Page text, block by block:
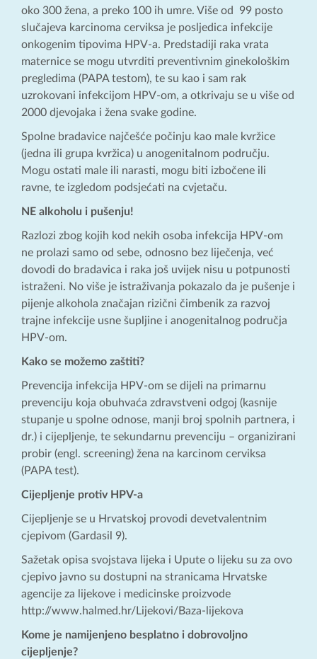
oko 300 žena, a preko 100 ih umre. Više od 99 posto
slučajeva karcinoma cerviksa je posljedica infekcije
onkogenim tipovima HPV-a. Predstadiji raka vrata
maternice se mogu utvrditi preventivnim ginekološkim
pregledima (PAPA testom), te su kao i sam rak
uzrokovani infekcijom HPV-om, a otkrivaju se u više od
2000 djevojaka i žena svake godine.
Spolne bradavice najčešće počinju kao male kvržice
(jedna ili grupa kvržica) u anogenitalnom području.
Mogu ostati male ili narasti, mogu biti izbočene ili
ravne, te izgledom podsjećati na cvjetaču.
NE alkoholu i pušenju!
Razlozi zbog kojih kod nekih osoba infekcija HPV-om
ne prolazi samo od sebe, odnosno bez liječenja, već
dovodi do bradavica i raka još uvijek nisu u potpunosti
istraženi. No više je istraživanja pokazalo da je pušenje i
pijenje alkohola značajan rizični čimbenik za razvoj
trajne infekcije usne šupljine i anogenitalnog područja
HPV-om.
Kako se možemo zaštiti?
Prevencija infekcija HPV-om se dijeli na primarnu
prevenciju koja obuhvaća zdravstveni odgoj (kasnije
stupanje u spolne odnose, manji broj spolnih partnera, i
dr.) i cijepljenje, te sekundarnu prevenciju – organizirani
probir (engl. screening) žena na karcinom cerviksa
(PAPA test).
Cijepljenje protiv HPV-a
Cijepljenje se u Hrvatskoj provodi devetvalentnim
cjepivom (Gardasil 9).
Sažetak opisa svojstava lijeka i Upute o lijeku su za ovo
cjepivo javno su dostupni na stranicama Hrvatske
agencije za lijekove i medicinske proizvode
http://www.halmed.hr/Lijekovi/Baza-lijekova
Kome je namijenjeno besplatno i dobrovoljno
cijepljenje?